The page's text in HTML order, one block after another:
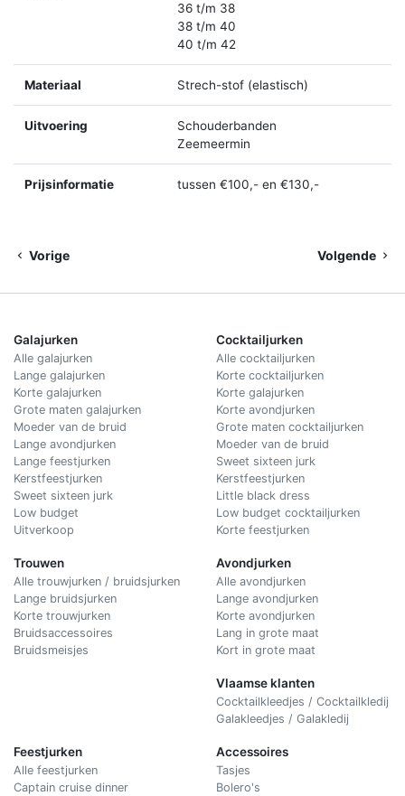
36 t/m 38
38 t/m 40
40 t/m 42
Materiaal Strech-stof (elastisch)
Uitvoering
Schouderbanden
Zeemeermin
Prijsinformatie tussen €100,- en €130,-
Vorige Volgende
Galajurken
Alle galajurken
Lange galajurken
Korte galajurken
Grote maten galajurken
Moeder van de bruid
Lange avondjurken
Lange feestjurken
Kerstfeestjurken
Sweet sixteen jurk
Low budget
Uitverkoop
Trouwen
Alle trouwjurken / bruidsjurken
Lange bruidsjurken
Korte trouwjurken
Bruidsaccessoires
Bruidsmeisjes
Cocktailjurken
Alle cocktailjurken
Korte cocktailjurken
Korte galajurken
Korte avondjurken
Grote maten cocktailjurken
Moeder van de bruid
Sweet sixteen jurk
Kerstfeestjurken
Little black dress
Low budget cocktailjurken
Korte feestjurken
Avondjurken
Alle avondjurken
Lange avondjurken
Korte avondjurken
Lang in grote maat
Kort in grote maat
Vlaamse klanten
Cocktailkleedjes / Cocktailkledij
Galakleedjes / Galakledij
Feestjurken
Alle feestjurken
Captain cruise dinner
Accessoires
Tasjes
Bolero's